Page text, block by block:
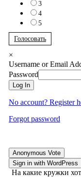
3
4
5
Голосовать
×
Username or Email
Password
Log In
No account? Register
Forgot password
Anonymous Vote
Sign in with WordPress
На какие кружки